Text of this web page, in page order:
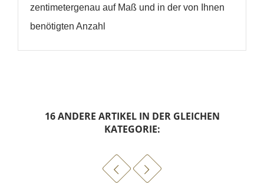
zentimetergenau auf Maß und in der von Ihnen
benötigten Anzahl
16 ANDERE ARTIKEL IN DER GLEICHEN
KATEGORIE: